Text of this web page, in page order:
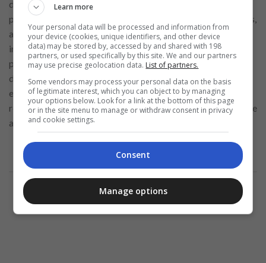
d’opportunités d’emploi pour les réceptionnistes d’hôtel. Le
pays possède une grande diversité d’établissements hôteliers,
allant des petites auberges familiales aux grandes chaînes
internationales. Cela signifie que les opportunités sont
présentes pour des professionnels de différents niveaux
d’expérience. La France est également connue pour sa forte
exigence de qualité de service, ce qui oblige les
réceptionnistes à être hautement qualifiés et prêts à répondre
aux attentes des clients internationaux.
Learn more
Your personal data will be processed and information from
your device (cookies, unique identifiers, and other device
data) may be stored by, accessed by and shared with 198
partners, or used specifically by this site. We and our partners
may use precise geolocation data. List of partners.
Some vendors may process your personal data on the basis
of legitimate interest, which you can object to by managing
your options below. Look for a link at the bottom of this page
or in the site menu to manage or withdraw consent in privacy
and cookie settings.
Consent
Manage options